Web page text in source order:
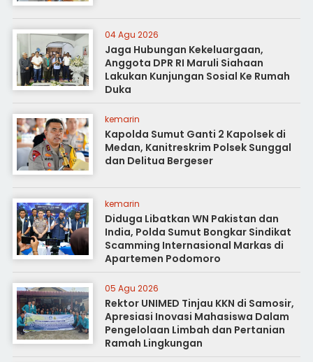
04 Agu 2026
Jaga Hubungan Kekeluargaan,
Anggota DPR RI Maruli Siahaan
Lakukan Kunjungan Sosial Ke Rumah
Duka
kemarin
Kapolda Sumut Ganti 2 Kapolsek di
Medan, Kanitreskrim Polsek Sunggal
dan Delitua Bergeser
kemarin
Diduga Libatkan WN Pakistan dan
India, Polda Sumut Bongkar Sindikat
Scamming Internasional Markas di
Apartemen Podomoro
05 Agu 2026
Rektor UNIMED Tinjau KKN di Samosir,
Apresiasi Inovasi Mahasiswa Dalam
Pengelolaan Limbah dan Pertanian
Ramah Lingkungan